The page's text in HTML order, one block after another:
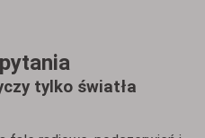
tylko światła